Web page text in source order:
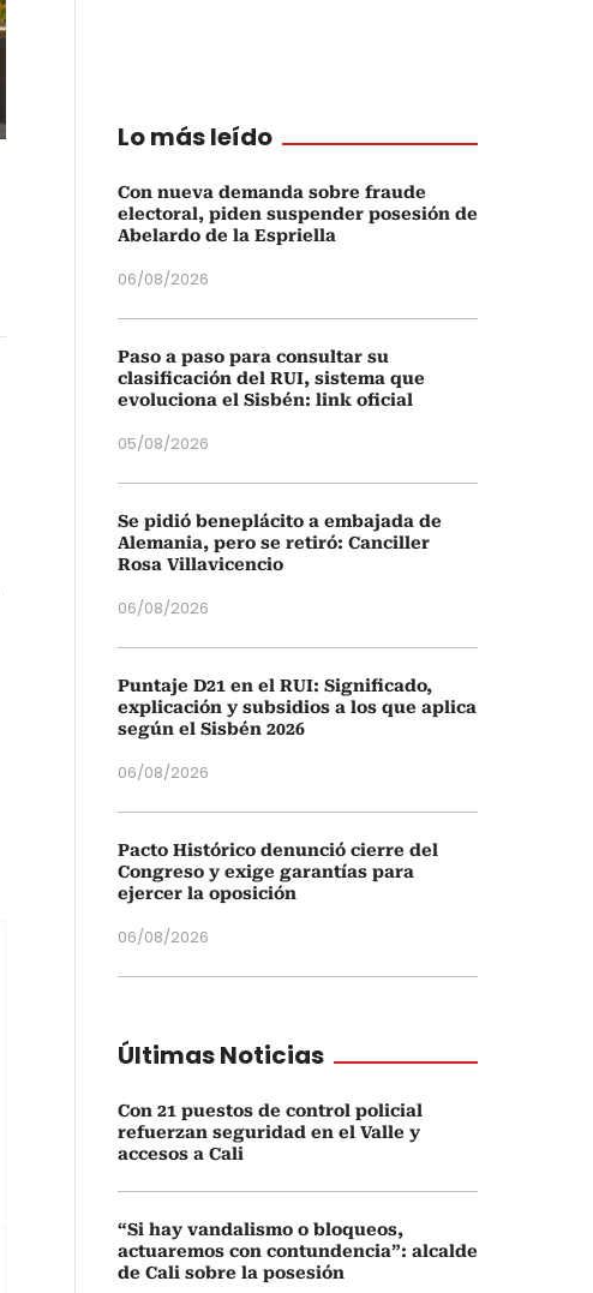
Lo más leído
Con nueva demanda sobre fraude
electoral, piden suspender posesión de
Abelardo de la Espriella
06/08/2026
Paso a paso para consultar su
clasificación del RUI, sistema que
evoluciona el Sisbén: link oficial
05/08/2026
Se pidió beneplácito a embajada de
Alemania, pero se retiró: Canciller
Rosa Villavicencio
06/08/2026
Puntaje D21 en el RUI: Significado,
explicación y subsidios a los que aplica
según el Sisbén 2026
06/08/2026
Pacto Histórico denunció cierre del
Congreso y exige garantías para
ejercer la oposición
06/08/2026
Últimas Noticias
Con 21 puestos de control policial
refuerzan seguridad en el Valle y
accesos a Cali
“Si hay vandalismo o bloqueos,
actuaremos con contundencia”: alcalde
de Cali sobre la posesión